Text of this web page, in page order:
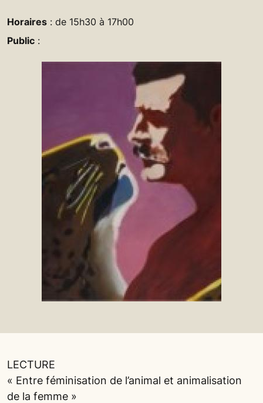
Horaires : de 15h30 à 17h00
Public :
LECTURE
« Entre féminisation de l’animal et animalisation
de la femme »